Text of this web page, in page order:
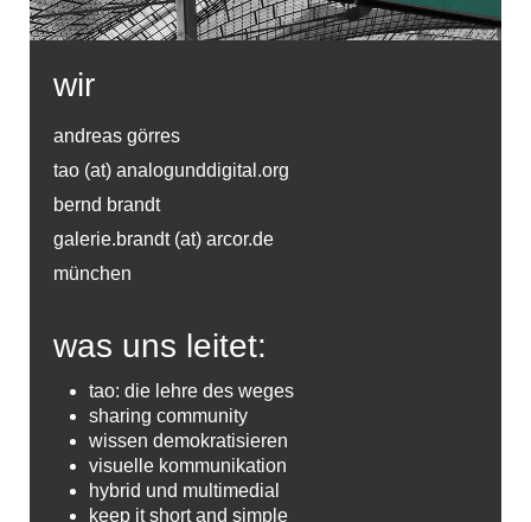
wir
andreas görres
tao (at) analogunddigital.org
bernd brandt
galerie.brandt (at) arcor.de
münchen
was uns leitet:
tao: die lehre des weges
sharing community
wissen demokratisieren
visuelle kommunikation
hybrid und multimedial
keep it short and simple